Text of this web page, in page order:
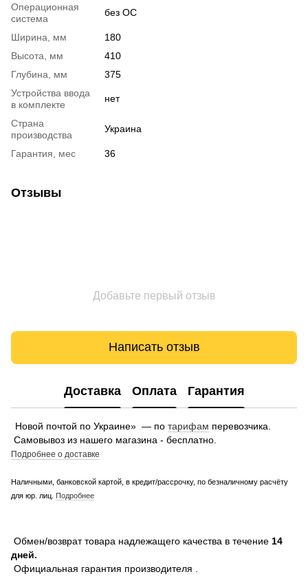
Операционная
система
без ОС
Ширина, мм
180
Высота, мм
410
Глубина, мм
375
Устройства ввода
в комплекте
нет
Страна
производства
Украина
Гарантия, мес 36
Отзывы
Добавьте первый отзыв
Написать отзыв
Доставка Оплата Гарантия
Новой почтой по Украине» — по тарифам перевозчика.
Самовывоз из нашего магазина - бесплатно.
Подробнее о доставке
Наличными, банковской картой, в кредит/рассрочку, по безналичному расчёту
для юр. лиц. Подробнее
Обмен/возврат товара надлежащего качества в течение 14
дней.
Официальная гарантия производителя .